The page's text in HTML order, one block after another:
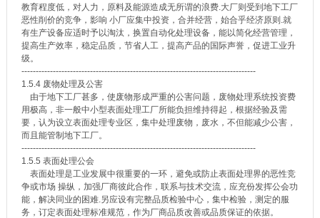
教育程度低，对人力，原料及能源造成无所谓的浪费.大厂则受到地下工厂
恶性削价的竞争，影响 小厂应集中投资，合并经营，始合乎经济原则.就
有生产设备应适时予以淘汰，换置自动化处理设备，能以简化经营管理，
提高生产效率，稳定品质，节省人工，提高产品的国际声誉，促进工业升
级。
----------------------------------------------------------------------------------
1.5.4 废物处理及公害
由于地下工厂甚多，使废物形成严重的公害问题，废物处理系统投资费
用极高，非一般中小型表面处理工厂所能负担维持得起，根据经验及需
要，认为设立表面处理专业区，集中处理废物，废水，不但能减少公害，
而且能管制地下工厂。
----------------------------------------------------------------------------------
1.5.5 表面处理公会
表面处理是工业发展中很重要的一环，避免或防止表面处理界的恶性竞
争或市场 操纵，加强厂商彼此合作，联系与技术交流，应充份发挥公会功
能，解决同业的困难.另应设有完整品质检验中心，集中检验，测定的服
务，订定表面处理标准规范，作为厂商品质改善或品质保证的依据。